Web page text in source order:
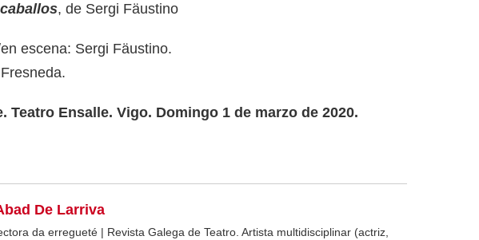
, de Sergi Fäustino
escena: Sergi Fäustino.
Teatro Ensalle. Vigo. Domingo 1 de marzo de 2020.
De Larriva
da erregueté | Revista Galega de Teatro. Artista multidisciplinar (actriz,